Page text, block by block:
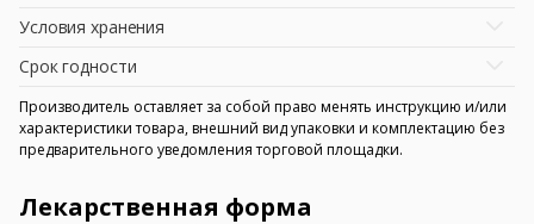
Условия хранения
Срок годности
Производитель оставляет за собой право менять инструкцию и/или
характеристики товара, внешний вид упаковки и комплектацию без
предварительного уведомления торговой площадки.
Лекарственная форма